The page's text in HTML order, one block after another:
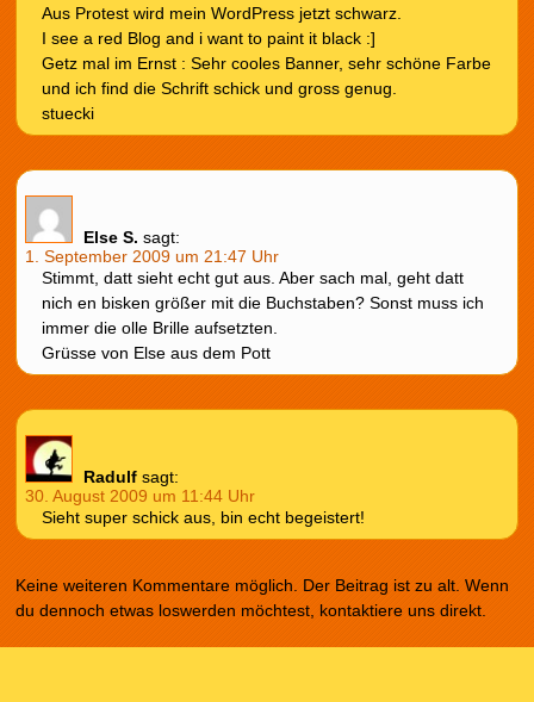
Aus Protest wird mein WordPress jetzt schwarz.
I see a red Blog and i want to paint it black :]
Getz mal im Ernst : Sehr cooles Banner, sehr schöne Farbe
und ich find die Schrift schick und gross genug.
stuecki
Else S. sagt:
1. September 2009 um 21:47 Uhr
Stimmt, datt sieht echt gut aus. Aber sach mal, geht datt
nich en bisken größer mit die Buchstaben? Sonst muss ich
immer die olle Brille aufsetzten.
Grüsse von Else aus dem Pott
Radulf sagt:
30. August 2009 um 11:44 Uhr
Sieht super schick aus, bin echt begeistert!
Keine weiteren Kommentare möglich. Der Beitrag ist zu alt. Wenn
du dennoch etwas loswerden möchtest, kontaktiere uns direkt.